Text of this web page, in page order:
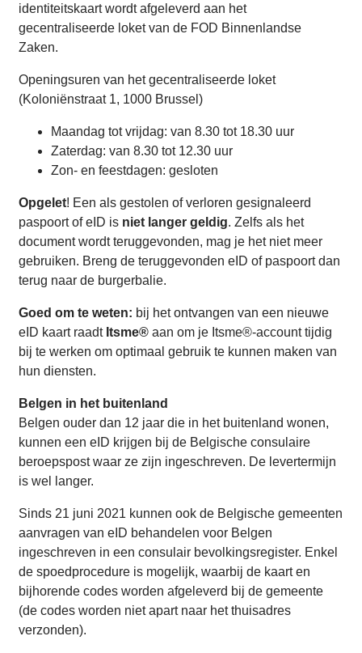
identiteitskaart wordt afgeleverd aan het
gecentraliseerde loket van de FOD Binnenlandse
Zaken.
Openingsuren van het gecentraliseerde loket
(Koloniënstraat 1, 1000 Brussel)
Maandag tot vrijdag: van 8.30 tot 18.30 uur
Zaterdag: van 8.30 tot 12.30 uur
Zon- en feestdagen: gesloten
Opgelet! Een als gestolen of verloren gesignaleerd
paspoort of eID is niet langer geldig. Zelfs als het
document wordt teruggevonden, mag je het niet meer
gebruiken. Breng de teruggevonden eID of paspoort dan
terug naar de burgerbalie.
Goed om te weten: bij het ontvangen van een nieuwe
eID kaart raadtItsme® aan om je Itsme®-account tijdig
bij te werken om optimaal gebruik te kunnen maken van
hun diensten.
Belgen in het buitenland
Belgen ouder dan 12 jaar die in het buitenland wonen,
kunnen een eID krijgen bij de Belgische consulaire
beroepspost waar ze zijn ingeschreven. De levertermijn
is wel langer.
Sinds 21 juni 2021 kunnen ook de Belgische gemeenten
aanvragen van eID behandelen voor Belgen
ingeschreven in een consulair bevolkingsregister. Enkel
de spoedprocedure is mogelijk, waarbij de kaart en
bijhorende codes worden afgeleverd bij de gemeente
(de codes worden niet apart naar het thuisadres
verzonden).